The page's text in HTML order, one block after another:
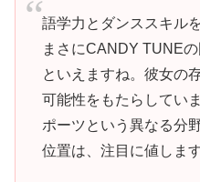
語学力とダンススキル
まさにCANDY TUNE
といえますね。彼女の
可能性をもたらしてい
ポーツという異なる分
位置は、注目に値します